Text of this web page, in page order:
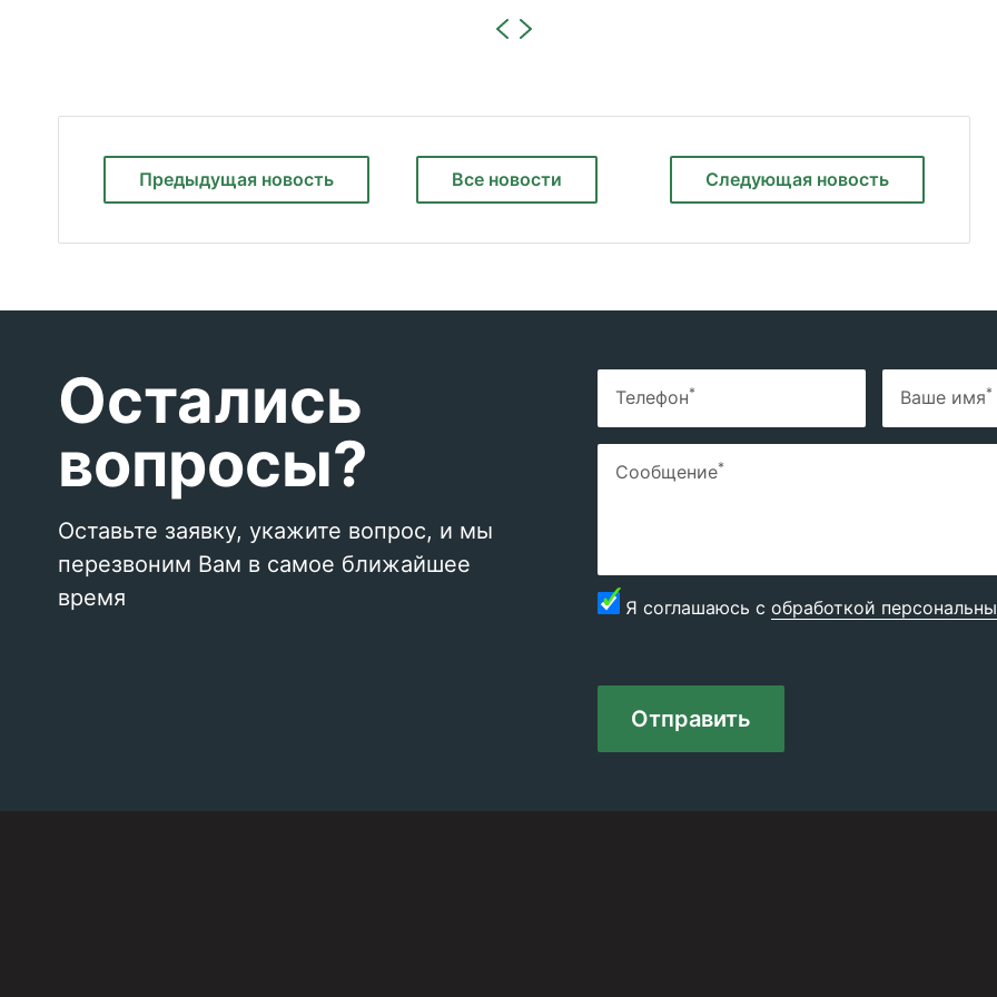
Предыдущая новость Следующая новость
Все новости
Остались
вопросы?
Оставьте заявку, укажите вопрос, и мы
перезвоним Вам в самое ближайшее
время
Телефон* Ваше имя*
Сообщение*
Я соглашаюсь с обработкой
Отправить